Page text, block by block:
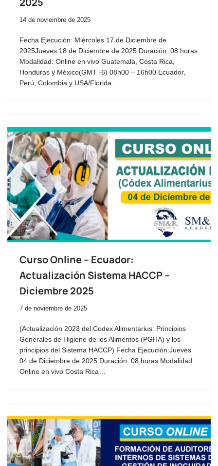
14 de noviembre de 2025
Fecha Ejecución: Miércoles 17 de Diciembre de
2025Jueves 18 de Diciembre de 2025 Duración: 08 horas
Modalidad: Online en vivo Guatemala, Costa Rica,
Honduras y México(GMT -6) 08h00 – 16h00 Ecuador,
Perú, Colombia y USA/Florida…
Curso Online – Ecuador:
Actualización Sistema HACCP –
Diciembre 2025
7 de noviembre de 2025
(Actualización 2023 del Codex Alimentarius: Principios
Generales de Higiene de los Alimentos (PGHA) y los
principios del Sistema HACCP) Fecha Ejecución:Jueves
04 de Diciembre de 2025 Duración: 08 horas Modalidad:
Online en vivo Costa Rica…